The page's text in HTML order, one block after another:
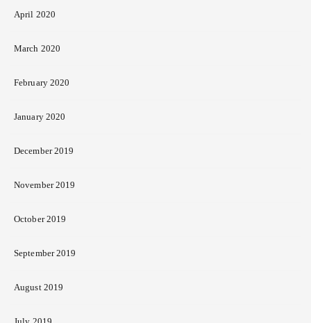
April 2020
March 2020
February 2020
January 2020
December 2019
November 2019
October 2019
September 2019
August 2019